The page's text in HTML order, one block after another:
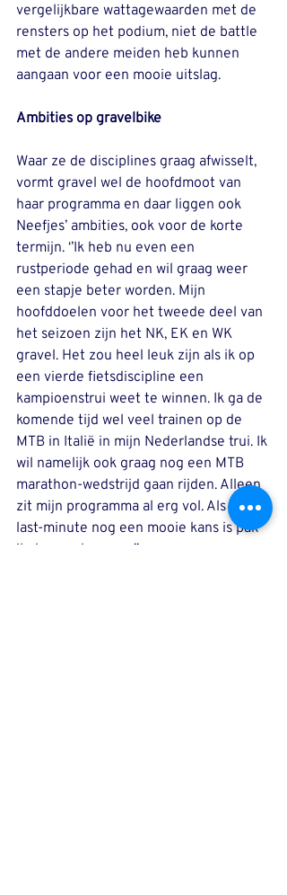
vergelijkbare wattagewaarden met de
rensters op het podium, niet de battle
met de andere meiden heb kunnen
aangaan voor een mooie uitslag.
Ambities op gravelbike
Waar ze de disciplines graag afwisselt,
vormt gravel wel de hoofdmoot van
haar programma en daar liggen ook
Neefjes’ ambities, ook voor de korte
termijn. ‘’Ik heb nu even een
rustperiode gehad en wil graag weer
een stapje beter worden. Mijn
hoofddoelen voor het tweede deel van
het seizoen zijn het NK, EK en WK
gravel. Het zou heel leuk zijn als ik op
een vierde fietsdiscipline een
kampioenstrui weet te winnen. Ik ga de
komende tijd wel veel trainen op de
MTB in Italië in mijn Nederlandse trui. Ik
wil namelijk ook graag nog een MTB
marathon-wedstrijd gaan rijden. Alleen
zit mijn programma al erg vol. Als er
last-minute nog een mooie kans is pak
ik deze zeker mee.’’